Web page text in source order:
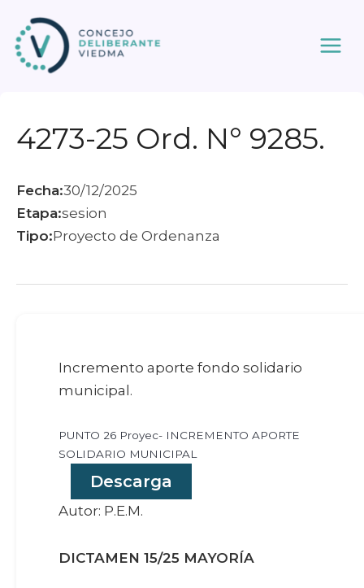
contenido
4273-25 Ord. N° 9285.
Fecha:30/12/2025
Etapa:sesion
Tipo:Proyecto de Ordenanza
Incremento aporte fondo solidario
municipal.
PUNTO 26 Proyec- INCREMENTO APORTE
SOLIDARIO MUNICIPAL
Descarga
Autor: P.E.M.
DICTAMEN 15/25 MAYORÍA